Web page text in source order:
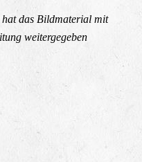
das Bildmaterial mit
weitergegeben